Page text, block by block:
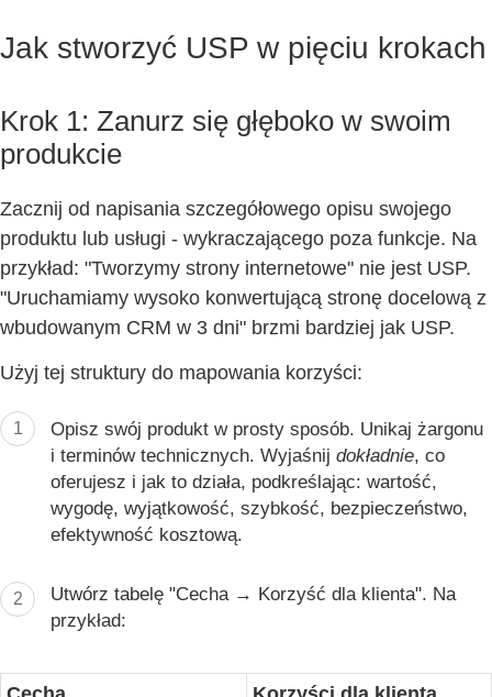
Jak stworzyć USP w pięciu krokach
Krok 1: Zanurz się głęboko w swoim
produkcie
Zacznij od napisania szczegółowego opisu swojego
produktu lub usługi - wykraczającego poza funkcje. Na
przykład: "Tworzymy strony internetowe" nie jest USP.
"Uruchamiamy wysoko konwertującą stronę docelową z
wbudowanym CRM w 3 dni" brzmi bardziej jak USP.
Użyj tej struktury do mapowania korzyści:
1 Opisz swój produkt w prosty sposób. Unikaj żargonu
i terminów technicznych. Wyjaśnij dokładnie, co
oferujesz i jak to działa, podkreślając: wartość,
wygodę, wyjątkowość, szybkość, bezpieczeństwo,
efektywność kosztową.
2 Utwórz tabelę "Cecha → Korzyść dla klienta". Na
przykład: